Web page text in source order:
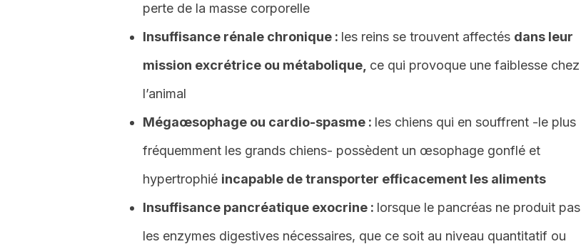
perte de la masse corporelle
Insuffisance rénale chronique : les reins se trouvent affectés dans leur
mission excrétrice ou métabolique, ce qui provoque une faiblesse chez
l’animal
Mégaœsophage ou cardio-spasme : les chiens qui en souffrent -le plus
fréquemment les grands chiens- possèdent un œsophage gonflé et
hypertrophié incapable de transporter efficacement les aliments
Insuffisance pancréatique exocrine : lorsque le pancréas ne produit pas
les enzymes digestives nécessaires, que ce soit au niveau quantitatif ou